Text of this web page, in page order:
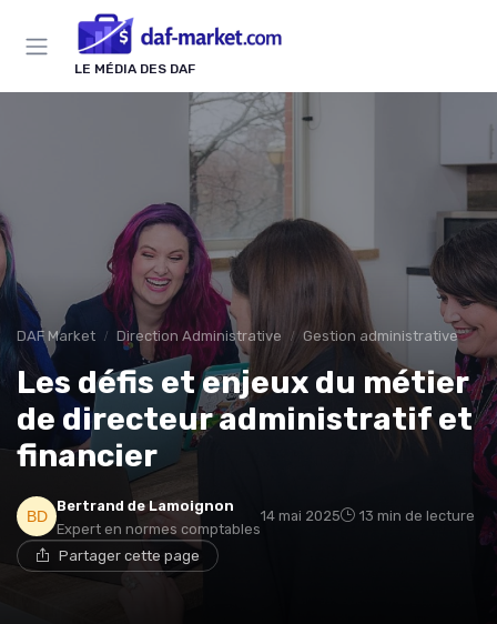
LE MÉDIA DES DAF
DAF Market Direction Administrative Gestion administrative
Les défis et enjeux du métier
de directeur administratif et
financier
Bertrand de Lamoignon
Expert en normes comptables
14 mai 2025 13 min de lecture
Partager cette page
Panneau de gestion des cookies